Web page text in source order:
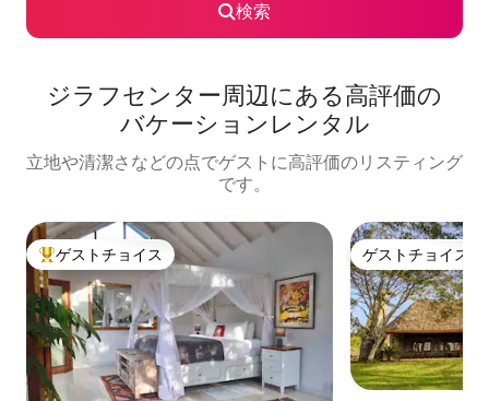
検索
ジラフセンター⁠周⁠辺⁠に⁠あ⁠る高⁠評⁠価⁠の
バ⁠ケ⁠ー⁠シ⁠ョ⁠ン⁠レ⁠ン⁠タ⁠ル
立地や清潔さなどの点でゲストに高評価のリスティング
です。
大好評のゲストチョイスです。
ゲストチョイス ゲストチョイス
ゲストチョイス